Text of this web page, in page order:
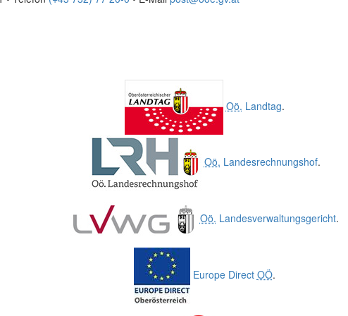
Oö. Landtag.
Oö. Landesrechnungshof.
Oö. Landesverwaltungsgericht.
Europe Direct OÖ.